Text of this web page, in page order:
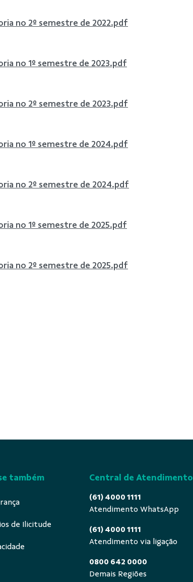
no 2º semestre de 2022.pdf
no 1º semestre de 2023.pdf
no 2º semestre de 2023.pdf
no 1º semestre de 2024.pdf
no 2º semestre de 2024.pdf
no 1º semestre de 2025.pdf
no 2º semestre de 2025.pdf
também
de Ilicitude
Central de Atendimento
(61) 4000 1111
Atendimento WhatsApp
(61) 4000 1111
Atendimento via ligação
0800 642 0000
Demais Regiões